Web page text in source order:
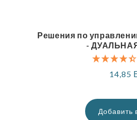
Решения по
-
14,85
Добавить